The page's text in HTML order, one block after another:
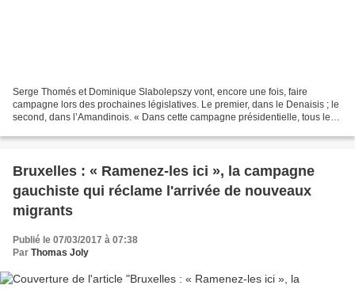
Serge Thomés et Dominique Slabolepszy vont, encore une fois, faire
campagne lors des prochaines législatives. Le premier, dans le Denaisis ; le
second, dans l’Amandinois. « Dans cette campagne présidentielle, tous les
Bruxelles : « Ramenez-les ici », la campagne
gauchiste qui réclame l'arrivée de nouveaux
migrants
Publié le 07/03/2017 à 07:38
Par Thomas Joly